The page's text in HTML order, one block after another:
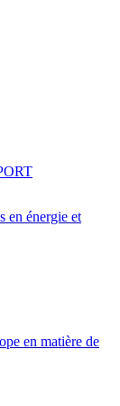
en énergie et
en matière de